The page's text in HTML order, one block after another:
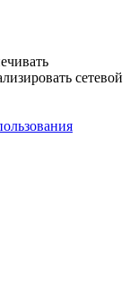
сетевой